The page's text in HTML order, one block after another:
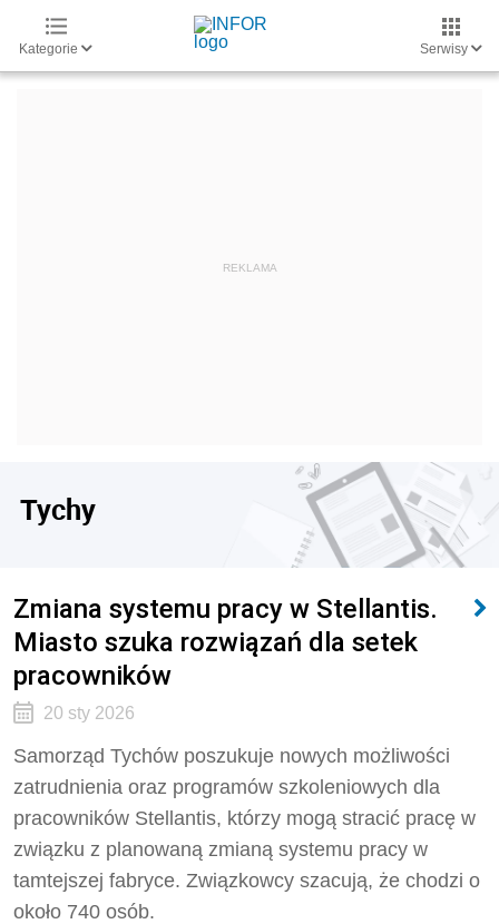
Kategorie Serwisy
Tychy
Zmiana systemu pracy w Stellantis.
Miasto szuka rozwiązań dla setek
pracowników
20 sty 2026
Samorząd Tychów poszukuje nowych możliwości
zatrudnienia oraz programów szkoleniowych dla
pracowników Stellantis, którzy mogą stracić pracę w
związku z planowaną zmianą systemu pracy w
tamtejszej fabryce. Związkowcy szacują, że chodzi o
około 740 osób.